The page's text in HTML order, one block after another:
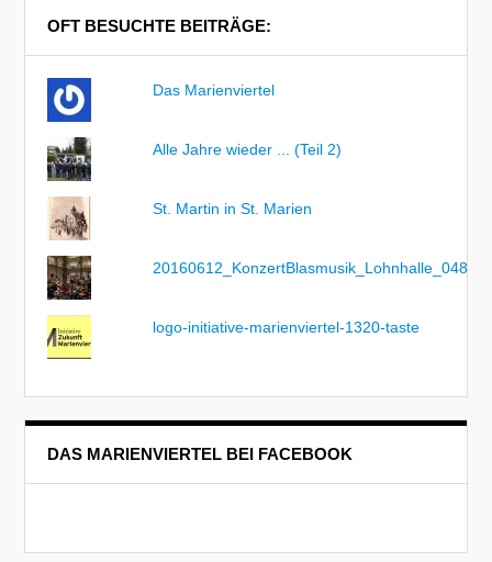
OFT BESUCHTE BEITRÄGE:
Das Marienviertel
Alle Jahre wieder ... (Teil 2)
St. Martin in St. Marien
20160612_KonzertBlasmusik_Lohnhalle_048
logo-initiative-marienviertel-1320-taste
DAS MARIENVIERTEL BEI FACEBOOK